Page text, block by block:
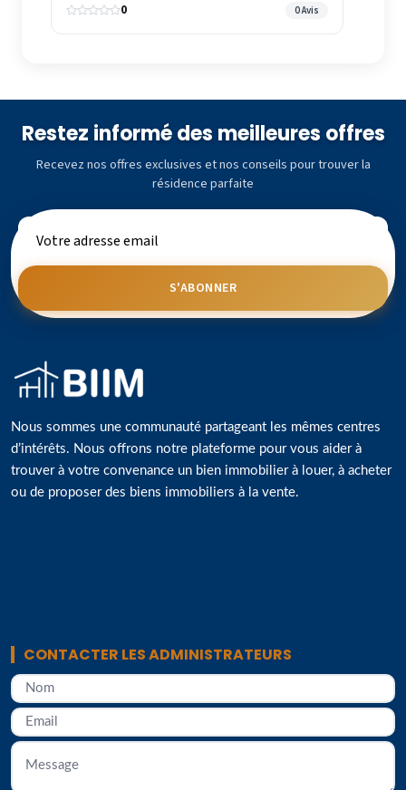
0 0 Avis
Restez informé des meilleures offres
Recevez nos offres exclusives et nos conseils pour trouver la
résidence parfaite
S'ABONNER
Nous sommes une communauté partageant les mêmes centres
d’intérêts. Nous offrons notre plateforme pour vous aider à
trouver à votre convenance un bien immobilier à louer, à acheter
ou de proposer des biens immobiliers à la vente.
CONTACTER LES ADMINISTRATEURS